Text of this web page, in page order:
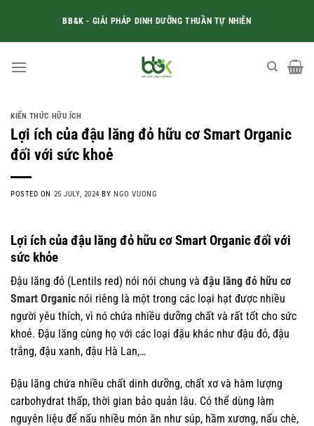
content
BB&K - GIẢI PHÁP DINH DƯỠNG THUẦN TỰ NHIÊN
KIẾN THỨC HỮU ÍCH
Lợi ích của đậu lăng đỏ hữu cơ Smart Organic
đối với sức khoẻ
POSTED ON 25 JULY, 2024 BYNGO VUONG
Lợi ích của đậu lăng đỏ hữu cơ Smart Organic đối với
sức khỏe
Đậu lăng đỏ (Lentils red) nói nói chung và đậu lăng đỏ hữu cơ
Smart Organic nói riêng là một trong các loại hạt được nhiều
người yêu thích, vì nó chứa nhiều dưỡng chất và rất tốt cho sức
khoẻ. Đậu lăng cùng họ với các loại đậu khác như đậu đỏ, đậu
trắng, đậu xanh, đậu Hà Lan,…
Đậu lăng chứa nhiều chất dinh dưỡng, chất xơ và hàm lượng
carbohydrat thấp, thời gian bảo quản lâu. Có thể dùng làm
nguyên liệu để nấu nhiều món ăn như súp, hầm xương, nấu chè,